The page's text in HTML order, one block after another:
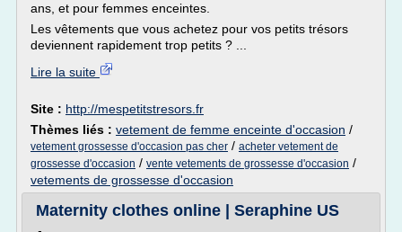
ans, et pour femmes enceintes.
Les vêtements que vous achetez pour vos petits trésors
deviennent rapidement trop petits ? ...
Lire la suite
Site : http://mespetitstresors.fr
Thèmes liés : vetement de femme enceinte d'occasion /
vetement grossesse d'occasion pas cher / acheter vetement de
grossesse d'occasion / vente vetements de grossesse d'occasion /
vetements de grossesse d'occasion
Maternity clothes online | Seraphine US